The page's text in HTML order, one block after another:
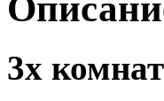
3х